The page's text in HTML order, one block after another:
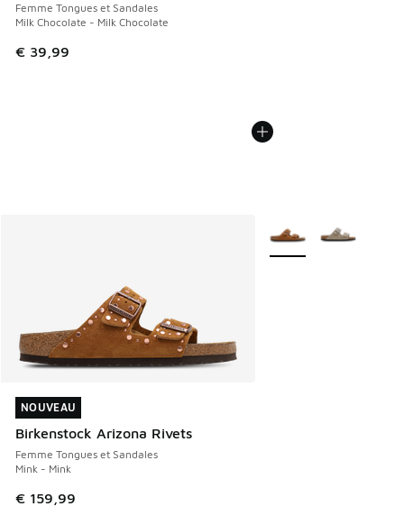
Femme Tongues et Sandales
Milk Chocolate - Milk Chocolate
€ 39,99
NOUVEAU
Birkenstock Arizona Rivets
Femme Tongues et Sandales
Mink - Mink
€ 159,99
NOUVEAU
Plus de couleurs